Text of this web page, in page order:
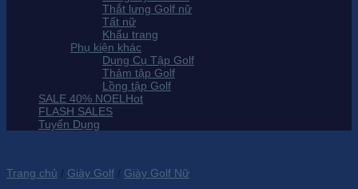
Thắt lưng Golf nữ
Tất nữ
Khẩu trang
Phụ kiện khác
Dụng Cụ Tập Golf
Thảm tập Golf
Lồng tập Golf
SALE 40% NOEL
FLASH SALES
Tuyển Dụng
Trang chủ / Giày Golf / Giày Golf Nữ